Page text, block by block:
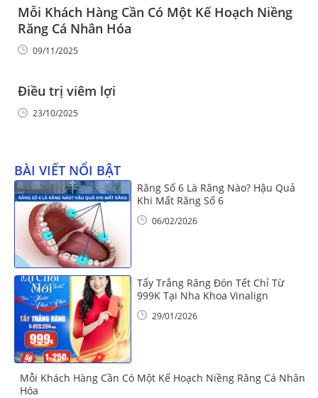
Mỗi Khách Hàng Cần Có Một Kế Hoạch Niềng
Răng Cá Nhân Hóa
09/11/2025
Điều trị viêm lợi
23/10/2025
BÀI VIẾT NỔI BẬT
Răng Số 6 Là Răng Nào? Hậu Quả
Khi Mất Răng Số 6
06/02/2026
Tẩy Trắng Răng Đón Tết Chỉ Từ
999K Tại Nha Khoa Vinalign
29/01/2026
Mỗi Khách Hàng Cần Có Một Kế Hoạch Niềng Răng Cá Nhân
Hóa